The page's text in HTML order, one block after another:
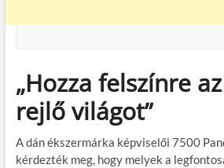
„Hozza felszínre
rejlő világot”
A dán ékszermárka képviselői 7500
kérdezték meg, hogy melyek a